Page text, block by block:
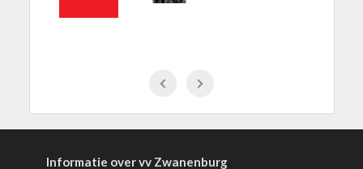
Informatie over vv Zwanenburg